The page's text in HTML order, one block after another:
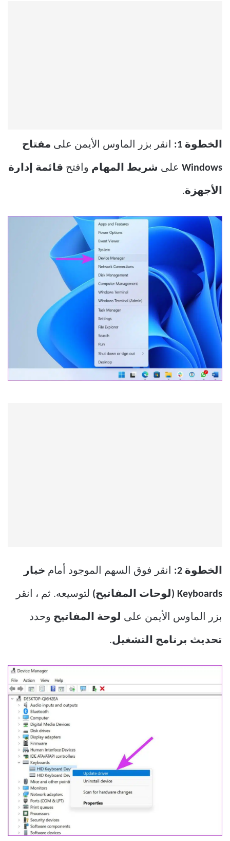
الخطوة 1: انقر بزر الماوس الأيمن على مفتاح
Windows على شريط المهام وافتح قائمة إدارة
الأجهزة.
الخطوة 2: انقر فوق السهم الموجود أمام خيار
Keyboards (لوحات المفاتيح) لتوسيعه. ثم ، انقر
بزر الماوس الأيمن على لوحة المفاتيح وحدد
تحديث برنامج التشغيل.